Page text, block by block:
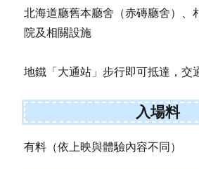
北海道廳舊本廳舍（赤磚廳舍）、
院及相關設施
地鐵「大通站」步行即可抵達，交
入場料
有料（依上映與體驗內容不同）